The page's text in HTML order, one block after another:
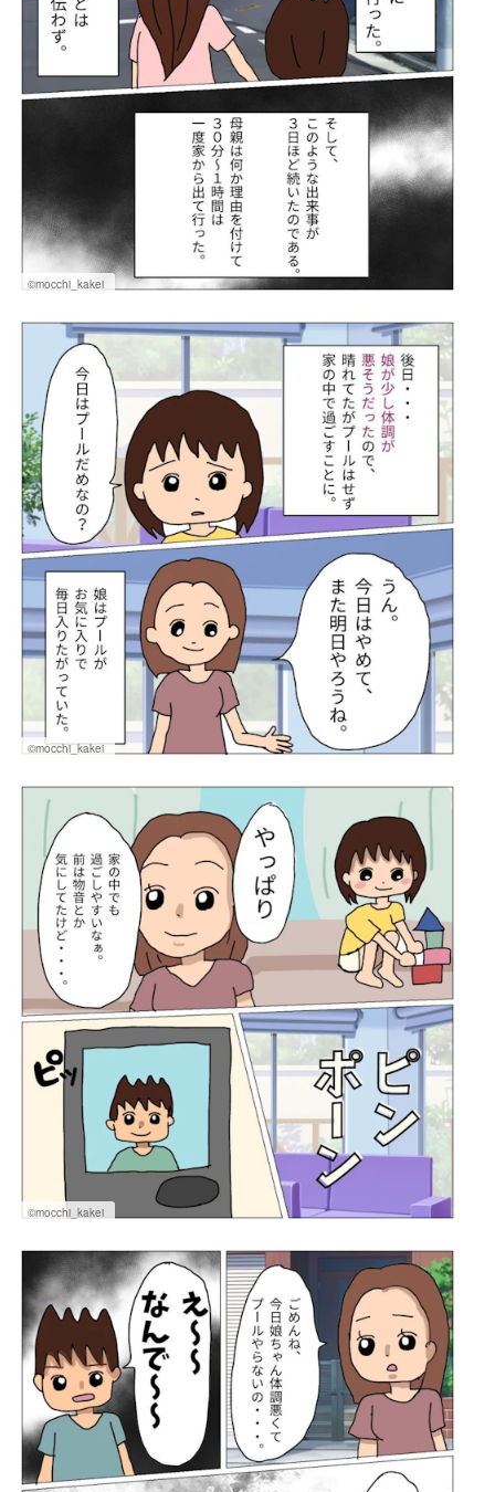
©mocchi_kakei
©mocchi_kakei
©mocchi_kakei